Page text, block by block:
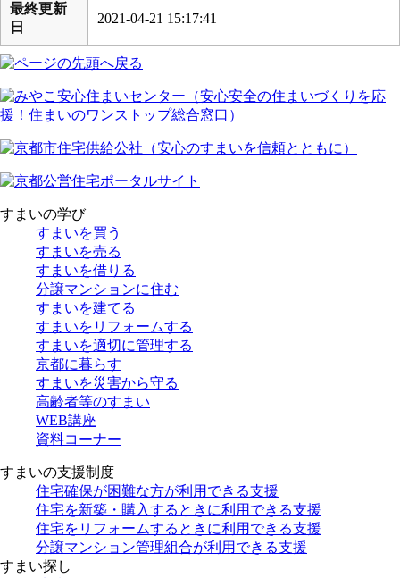
最終更新
日
2021-04-21 15:17:41
すまいの学び
すまいを買う
すまいを売る
すまいを借りる
分譲マンションに住む
すまいを建てる
すまいをリフォームする
すまいを適切に管理する
京都に暮らす
すまいを災害から守る
高齢者等のすまい
WEB講座
資料コーナー
すまいの支援制度
住宅確保が困難な方が利用できる支援
住宅を新築・購入するときに利用できる支援
住宅をリフォームするときに利用できる支援
分譲マンション管理組合が利用できる支援
すまい探し